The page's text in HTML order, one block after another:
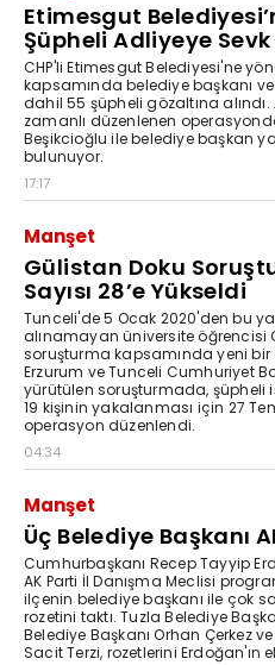
Etimesgut
Şüpheli Adliyeye
CHP'li Etimesgut Belediyesi'ne
kapsamında belediye başkanı
dahil 55 şüpheli gözaltına
zamanlı düzenlenen
Beşikcioğlu ile belediye başkan
bulunuyor.
17:17
Manşet
Gülistan Doku
Sayısı 28’e Yükseldi
Tunceli'de 5 Ocak 2020'den bu
alınamayan üniversite öğrencisi
soruşturma kapsamında yeni
Erzurum ve Tunceli Cumhuriyet
yürütülen soruşturmada, şüpheli
19 kişinin yakalanması için 27
operasyon düzenlendi.
04:34
Manşet
Üç Belediye Başkanı
Cumhurbaşkanı Recep Tayyip
AK Parti İl Danışma Meclisi
ilçenin belediye başkanı ile çok
rozetini taktı. Tuzla Belediye
Belediye Başkanı Orhan Çerkez
Sacit Terzi, rozetlerini Erdoğan'ın